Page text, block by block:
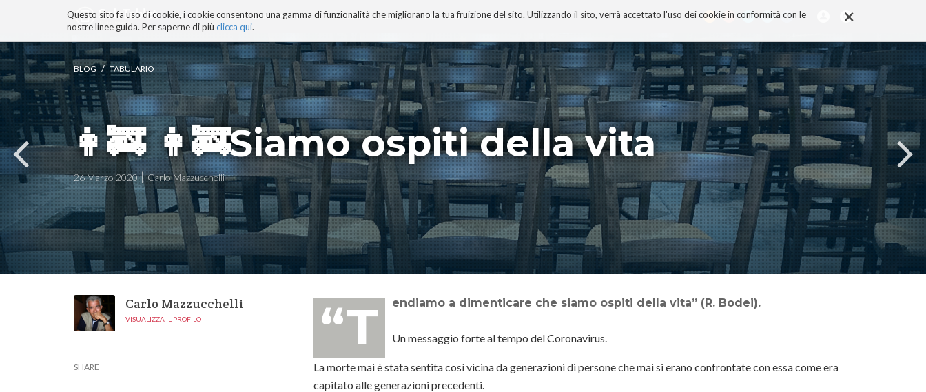
×
Questo sito fa uso di cookie, i cookie consentono una gamma di funzionalità che migliorano la tua fruizione del sito. Utilizzando il sito, verrà accettato l'uso dei cookie in conformità con le
nostre linee guida. Per saperne di più clicca qui.
BLOG TECNOCONSAPEVOLEZZA TECNOBIBLIOGRAFIA I MIEI LIBRI PROGETTO
ai
contenuti.
Salta
alla
navigazione
BLOG / TABULARIO
👩‍🚒️ 👩‍🚒️Siamo ospiti della vita
26 Marzo 2020 Carlo Mazzucchelli
Carlo Mazzucchelli
VISUALIZZA IL PROFILO
SHARE
“Tendiamo a dimenticare che siamo ospiti della vita” (R. Bodei).
Un messaggio forte al tempo delCoronavirus
La morte mai è stata sentita così vicina da generazioni di persone che mai si erano confrontate con essa come era
capitato alle generazioni precedenti.